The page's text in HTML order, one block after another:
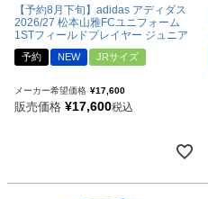
【予約8月下旬】adidas アディダス
2026/27 松本山雅FCユニフォーム
1STフィールドプレイヤー ジュニア
予約 NEW JRサイズ
メーカー希望価格 ¥17,600
販売価格 ¥17,600税込